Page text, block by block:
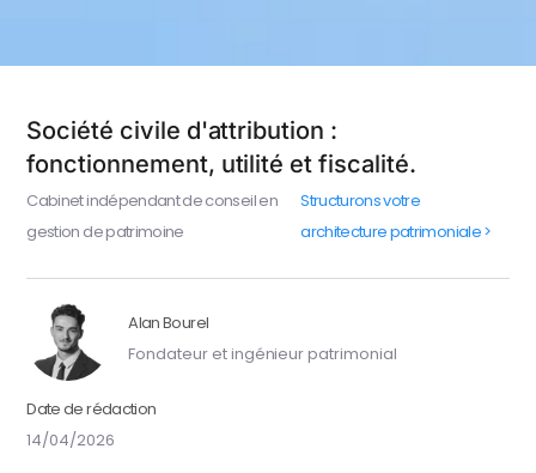
Société civile d'attribution :
fonctionnement, utilité et fiscalité.
Cabinet indépendant de conseil en
gestion de patrimoine
Structurons votre
architecture patrimoniale >
Alan Bourel
Fondateur et ingénieur patrimonial
Date de rédaction
14/04/2026